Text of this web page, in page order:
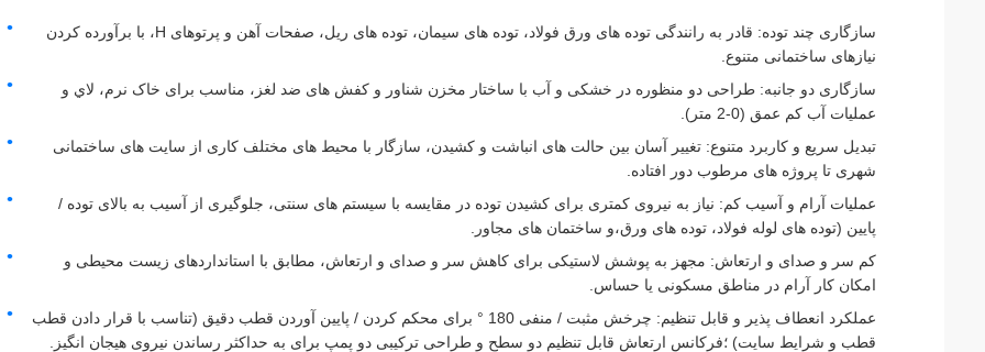
سازگاری چند توده: قادر به رانندگی توده های ورق فولاد، توده های سیمان، توده های ریل، صفحات آهن و پرتوهای H، با برآورده کردن
نیازهای ساختمانی متنوع.
سازگاری دو جانبه: طراحی دو منظوره در خشکی و آب با ساختار مخزن شناور و کفش های ضد لغز، مناسب برای خاک نرم، لاي و
عملیات آب کم عمق (0-2 متر).
تبدیل سریع و کاربرد متنوع: تغییر آسان بین حالت های انباشت و کشیدن، سازگار با محیط های مختلف کاری از سایت های ساختمانی
شهری تا پروژه های مرطوب دور افتاده.
عملیات آرام و آسیب کم: نیاز به نیروی کمتری برای کشیدن توده در مقایسه با سیستم های سنتی، جلوگیری از آسیب به بالای توده /
پایین (توده های لوله فولاد، توده های ورق،و ساختمان های مجاور.
کم سر و صدای و ارتعاش: مجهز به پوشش لاستیکی برای کاهش سر و صدای و ارتعاش، مطابق با استانداردهای زیست محیطی و
امکان کار آرام در مناطق مسکونی یا حساس.
عملکرد انعطاف پذیر و قابل تنظیم: چرخش مثبت / منفی 180 ° برای محکم کردن / پایین آوردن قطب دقیق (تناسب با قرار دادن قطب
قطب و شرایط سایت) ؛فرکانس ارتعاش قابل تنظیم دو سطح و طراحی ترکیبی دو پمپ برای به حداکثر رساندن نیروی هیجان انگیز.